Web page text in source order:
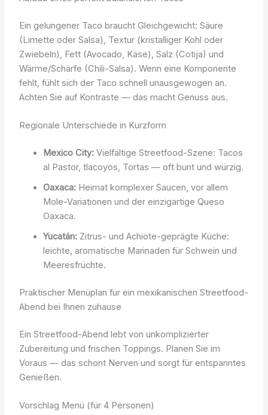
Ein gelungener Taco braucht Gleichgewicht: Säure
(Limette oder Salsa), Textur (kristalliger Kohl oder
Zwiebeln), Fett (Avocado, Käse), Salz (Cotija) und
Wärme/Schärfe (Chili-Salsa). Wenn eine Komponente
fehlt, fühlt sich der Taco schnell unausgewogen an.
Achten Sie auf Kontraste — das macht Genuss aus.
Regionale Unterschiede in Kurzform
Mexico City:Vielfältige Streetfood-Szene: Tacos
al Pastor, tlacoyos, Tortas — oft bunt und würzig.
Oaxaca:Heimat komplexer Saucen, vor allem
Mole-Variationen und der einzigartige Queso
Oaxaca.
Yucatán:Zitrus- und Achiote-geprägte Küche:
leichte, aromatische Marinaden für Schwein und
Meeresfrüchte.
Praktischer Menüplan für ein mexikanischen Streetfood-
Abend bei Ihnen zuhause
Ein Streetfood-Abend lebt von unkomplizierter
Zubereitung und frischen Toppings. Planen Sie im
Voraus — das schont Nerven und sorgt für entspanntes
Genießen.
Vorschlag Menü (für 4 Personen)